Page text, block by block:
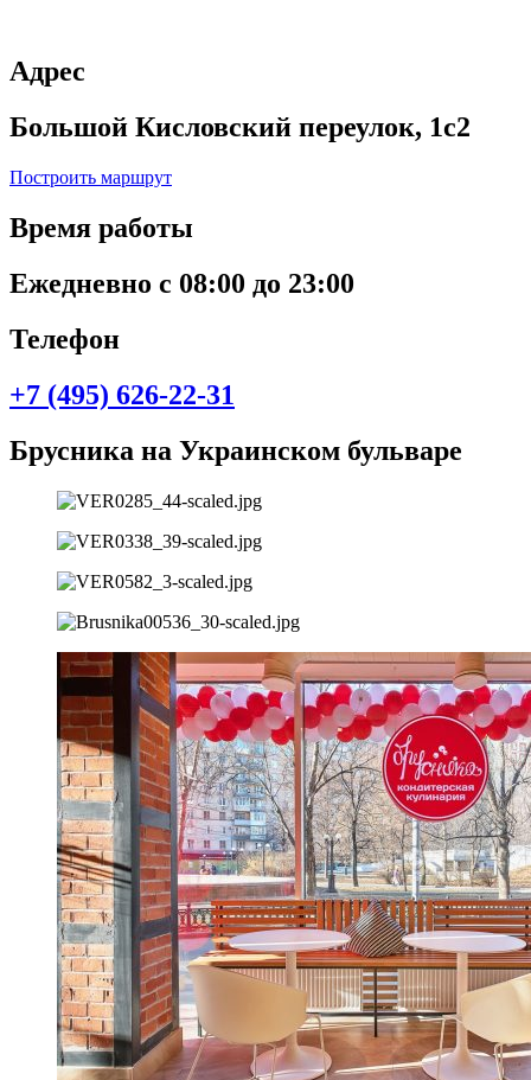
Адрес
Большой Кисловский переулок, 1с2
Построить маршрут
Время работы
Ежедневно с 08:00 до 23:00
Телефон
+7 (495) 626-22-31
Брусника на Украинском бульваре